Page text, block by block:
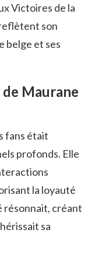
Victoires de la
son
belge et ses
Maurane
fans était
profonds. Elle
la loyauté
résonnait, créant
sa